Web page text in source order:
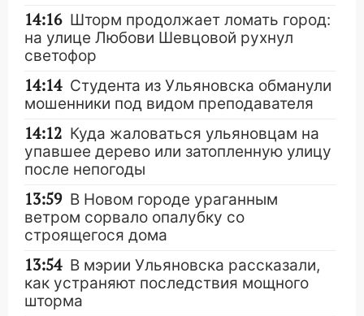
14:16 Шторм продолжает ломать город:
на улице Любови Шевцовой рухнул
светофор
14:14 Студента из Ульяновска обманули
мошенники под видом преподавателя
14:12 Куда жаловаться ульяновцам на
упавшее дерево или затопленную улицу
после непогоды
13:59 В Новом городе ураганным
ветром сорвало опалубку со
строящегося дома
13:54 В мэрии Ульяновска рассказали,
как устраняют последствия мощного
шторма